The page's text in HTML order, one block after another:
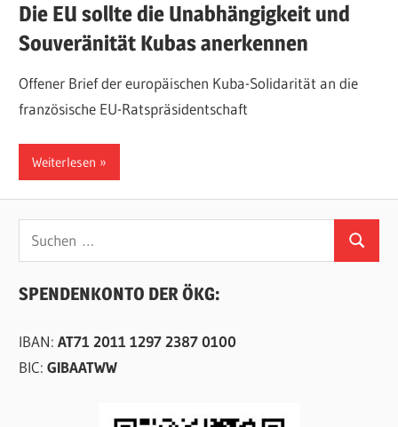
Die EU sollte die Unabhängigkeit und
Souveränität Kubas anerkennen
Offener Brief der europäischen Kuba-Solidarität an die
französische EU-Ratspräsidentschaft
Weiterlesen
Suchen
nach:
Suchen
SPENDENKONTO DER ÖKG:
IBAN:AT71 2011 1297 2387 0100
BIC:GIBAATWW